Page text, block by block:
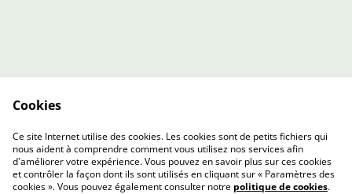
Contact Us
Legal Terms
Privacy Policy
Cookie Policy
Cookies
Ce site Internet utilise des cookies. Les cookies sont de petits fichiers qui
nous aident à comprendre comment vous utilisez nos services afin
d'améliorer votre expérience. Vous pouvez en savoir plus sur ces cookies
et contrôler la façon dont ils sont utilisés en cliquant sur « Paramètres des
cookies ». Vous pouvez également consulter notre politique de cookies.